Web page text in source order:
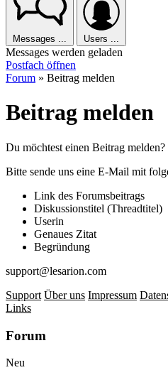
Messages ... Users ...
Messages werden geladen
Postfach öffnen
Forum » Beitrag melden
Beitrag melden
Du möchtest einen Beitrag melden?
Bitte sende uns eine E-Mail mit
Link des Forumsbeitrags
Diskussionstitel (Threadtitel)
Userin
Genaues Zitat
Begründung
support@lesarion.com
Support Über uns Impressum
Links
Forum
Neu